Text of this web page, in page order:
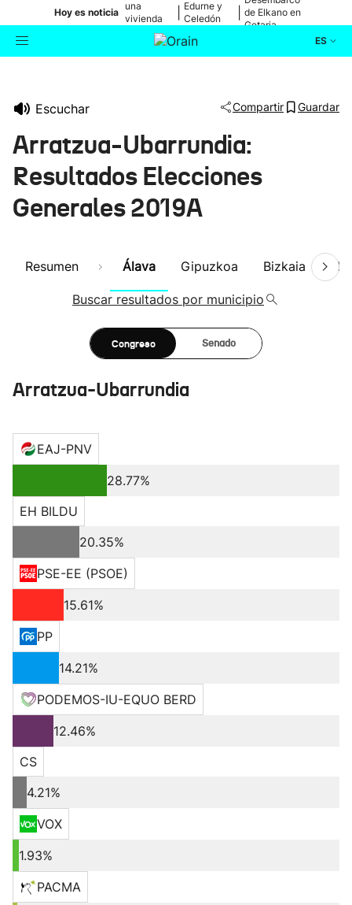
Hoy es noticia
una
vivienda
de Bilbao
Edurne y
Celedón
de Elkano en
Getaria
ES
Cultura
Ikusmiran
Escuchar Compartir Guardar
Arratzua-Ubarrundia:
Resultados Elecciones
Generales 2019A
Resumen Álava Gipuzkoa Bizkaia
Buscar resultados por municipio
Congreso Senado
Arratzua-Ubarrundia
EAJ-PNV
28.77%
EH BILDU
20.35%
PSE-EE (PSOE)
15.61%
PP
14.21%
PODEMOS-IU-EQUO BERD
12.46%
CS
4.21%
VOX
1.93%
PACMA